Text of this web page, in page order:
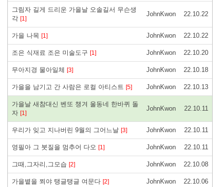
그림자 길게 드리운 가을날 오솔길서 무슨생
각 [1]
JohnKwon 22.10.22
가을 나목 [1] JohnKwon 22.10.22
조은 식재료 조은 미술도구 [1] JohnKwon 22.10.20
무아지경 물아일체 [3] JohnKwon 22.10.18
가을을 남기고 간 사람은 로컬 아티스트 [5] JohnKwon 22.10.13
가을날 새참대신 벤또 챙겨 울동네 한바퀴 돌
자 [1]
JohnKwon 22.10.11
우리가 잊고 지나버린 9월의 그어느날 [3] JohnKwon 22.10.11
영필아 그 붓질을 멈추어 다오 [1] JohnKwon 22.10.11
그때,그자리,그모습 [2] JohnKwon 22.10.08
가을볕을 쬐야 탱글탱글 여문다 [2] JohnKwon 22.10.06